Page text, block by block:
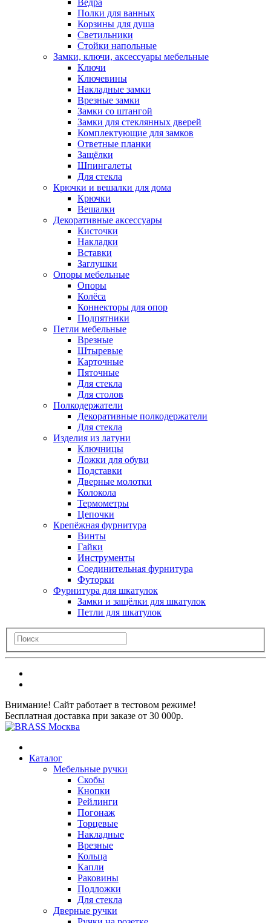
Вёдра
Полки для ванных
Корзины для душа
Светильники
Стойки напольные
Замки, ключи, аксессуары мебельные
Ключи
Ключевины
Накладные замки
Врезные замки
Замки со штангой
Замки для стеклянных дверей
Комплектующие для замков
Ответные планки
Защёлки
Шпингалеты
Для стекла
Крючки и вешалки для дома
Крючки
Вешалки
Декоративные аксессуары
Кисточки
Накладки
Вставки
Заглушки
Опоры мебельные
Опоры
Колёса
Коннекторы для опор
Подпятники
Петли мебельные
Врезные
Штыревые
Карточные
Пяточные
Для стекла
Для столов
Полкодержатели
Декоративные полкодержатели
Для стекла
Изделия из латуни
Ключницы
Ложки для обуви
Подставки
Дверные молотки
Колокола
Термометры
Цепочки
Крепёжная фурнитура
Винты
Гайки
Инструменты
Соединительная фурнитура
Футорки
Фурнитура для шкатулок
Замки и защёлки для шкатулок
Петли для шкатулок
Внимание! Сайт работает в тестовом режиме!
Бесплатная доставка при заказе от 30 000р.
Каталог
Мебельные ручки
Скобы
Кнопки
Рейлинги
Погонаж
Торцевые
Накладные
Врезные
Кольца
Капли
Раковины
Подложки
Для стекла
Дверные ручки